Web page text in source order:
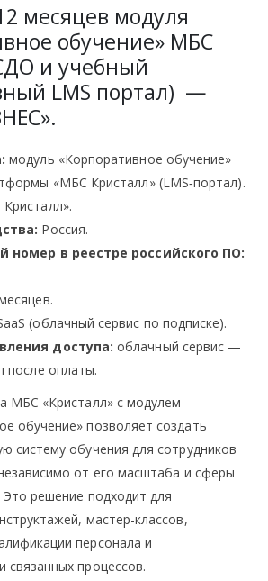
месяцев модуля
обучение» МБС
и учебный
LMS портал) —
модуль «Корпоративное обучение»
«МБС Кристалл» (LMS‑портал).
Россия.
номер в реестре российского ПО:
(облачный сервис по подписке).
доступа: облачный сервис —
после оплаты.
МБС «Кристалл» с модулем
обучение» позволяет создать
систему обучения для сотрудников
от его масштаба и сферы
Это решение подходит для
мастер-классов,
персонала и
связанных процессов.